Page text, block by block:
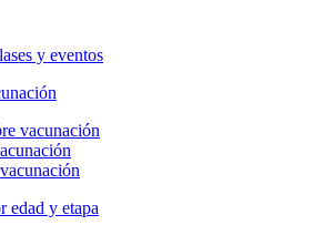
y eventos
vacunación
edad y etapa